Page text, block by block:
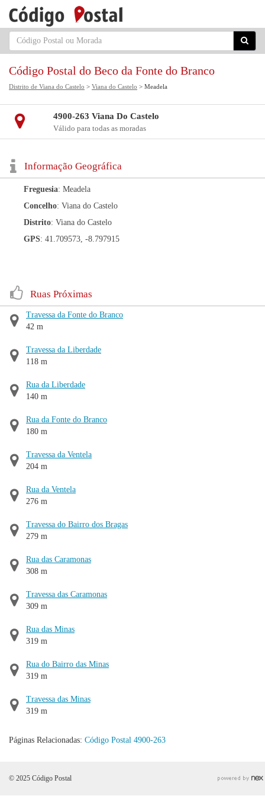
Código Postal do Beco da Fonte do Branco
Distrito de Viana do Castelo > Viana do Castelo > Meadela
4900-263 Viana Do Castelo
Válido para todas as moradas
Informação Geográfica
Freguesia: Meadela
Concelho: Viana do Castelo
Distrito: Viana do Castelo
GPS: 41.709573, -8.797915
Ruas Próximas
Travessa da Fonte do Branco
42 m
Travessa da Liberdade
118 m
Rua da Liberdade
140 m
Rua da Fonte do Branco
180 m
Travessa da Ventela
204 m
Rua da Ventela
276 m
Travessa do Bairro dos Bragas
279 m
Rua das Caramonas
308 m
Travessa das Caramonas
309 m
Rua das Minas
319 m
Rua do Bairro das Minas
319 m
Travessa das Minas
319 m
Páginas Relacionadas: Código Postal 4900-263
© 2025 Código Postal